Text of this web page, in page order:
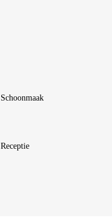
Schoonmaak
Receptie